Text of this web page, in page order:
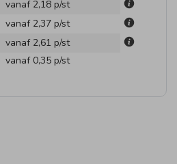
vanaf 2,18 p/st
vanaf 2,37 p/st
vanaf 2,61 p/st
vanaf 0,35 p/st